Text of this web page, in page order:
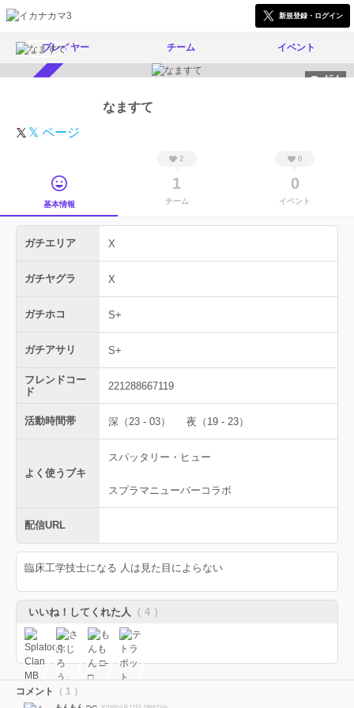
新規登録・ログイン
プレイヤー チーム イベント
464
なますて
𝕏 ページ
基本情報
2
1
チーム
0
0
イベント
ガチエリア X
ガチヤグラ X
ガチホコ S+
ガチアサリ S+
フレンドコー
ド
221288667119
活動時間帯 深（23 - 03） 夜（19 - 23）
よく使うブキ
スパッタリー・ヒュー
スプラマニューバーコラボ
配信URL
臨床工学技士になる 人は見た目によらない
いいね！してくれた人 （ 4 ）
コメント （ 1 ）